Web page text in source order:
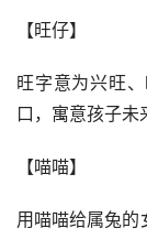
【旺仔】
旺字意为兴旺
口，寓意孩子未
【喵喵】
用喵喵给属兔